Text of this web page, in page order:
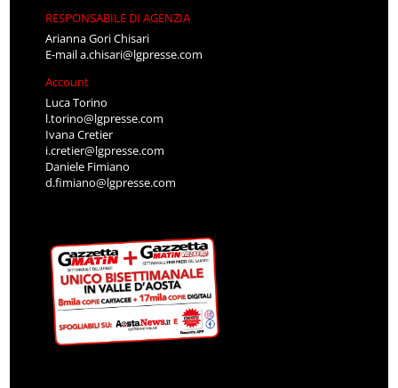
RESPONSABILE DI AGENZIA
Arianna Gori Chisari
E-maila.chisari@lgpresse.com
Account
Luca Torino
l.torino@lgpresse.com
Ivana Cretier
i.cretier@lgpresse.com
Daniele Fimiano
d.fimiano@lgpresse.com